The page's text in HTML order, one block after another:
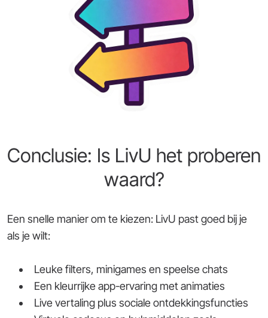
Conclusie: Is LivU het proberen
waard?
Een snelle manier om te kiezen: LivU past goed bij je
als je wilt:
Leuke filters, minigames en speelse chats
Een kleurrijke app-ervaring met animaties
Live vertaling plus sociale ontdekkingsfuncties